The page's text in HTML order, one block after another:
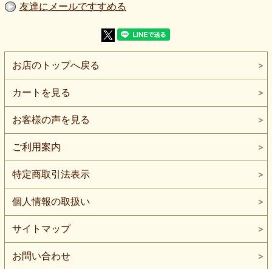
下げ》
【素 材】ポリエステル：50％ レーヨン：50％
【生地の厚さ】普通～やや厚い
【ボタンの大きさ】比較用ボタン直径：約2cm
【種 類】本品はニット生地ではありません
細かなネット地へ、葉や花を思わせる縦長のモチーフを連続
させたラッセルレース生地です。
柄の方向が読み取りやすく、透ける余白と立体的な模様が交
互に現れます。
濃紺の水面から、細長い葉と花がいくつも立ち上がっている
ような柄です。
毛足へ光が触れるたび、夜の植物園で葉脈だけが静かに浮か
平らなレースとは異なり、触れたときにも模様のふくらみや
密度を感じられるタイプです。
色は、黒に近い陰影を含む深い紺です。
光の方向によって、青みのある濃紺、チャコールに近い色、
友達にメールですすめる
お店のトップへ戻る
カートを見る
お客様の声を見る
ご利用案内
特定商取引法表示
個人情報の取扱い
サイトマップ
お問い合わせ